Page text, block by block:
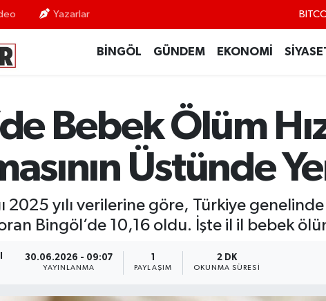
Yazarlar
BİNGÖL GÜNDEM EKONOMİ
Bebek Ölüm
Üstünde
2025 yılı verilerine göre, Türkiye
Bingöl’de 10,16 oldu. İşte il il bebek
30.06.2026 - 09:07
YAYINLANMA PAYLAŞIM
2 DK
OKUNMA SÜRESI